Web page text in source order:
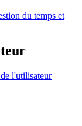
du temps et
l'utilisateur